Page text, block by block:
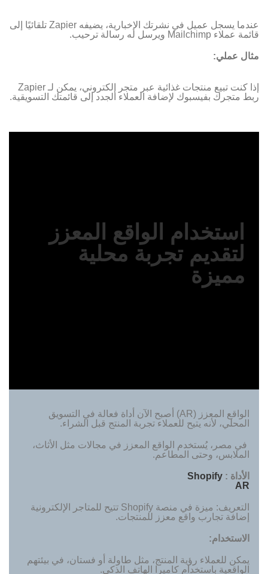
عندما يسجل عميل في نشرتك الإخبارية، يضيفه Zapier تلقائيًا إلى
قائمة عملاء Mailchimp ويرسل له رسالة ترحيب.
مثال عملي:
إذا كنت تبيع منتجات غذائية عبر متجر إلكتروني، يمكن لـ Zapier
ربط متجرك بفيسبوك لإضافة العملاء الجدد إلى قائمتك التسويقية.
استخدام الواقع المعزز
لتقديم تجربة محلية
مميزة
الواقع المعزز (AR) أصبح الآن أداة فعالة في التسويق
المحلي، لأنه يتيح للعملاء تجربة المنتج قبل الشراء.
في مصر، يُستخدم الواقع المعزز في مجالات مثل الأثاث،
الملابس، وحتى المطاعم.
الأداة :
Shopify
AR
التعريف: ميزة في منصة Shopify تتيح للمتاجر الإلكترونية
إضافة تجارب واقع معزز للمنتجات.
الاستخدام:
يمكن للعملاء رؤية المنتج، مثل طاولة أو فستان، في بيئتهم
الواقعية باستخدام كاميرا الهاتف الذكي.